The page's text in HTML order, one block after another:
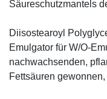
Säureschutzmantels
Diisostearoyl
Emulgator für W/O-
nachwachsenden,
Fettsäuren